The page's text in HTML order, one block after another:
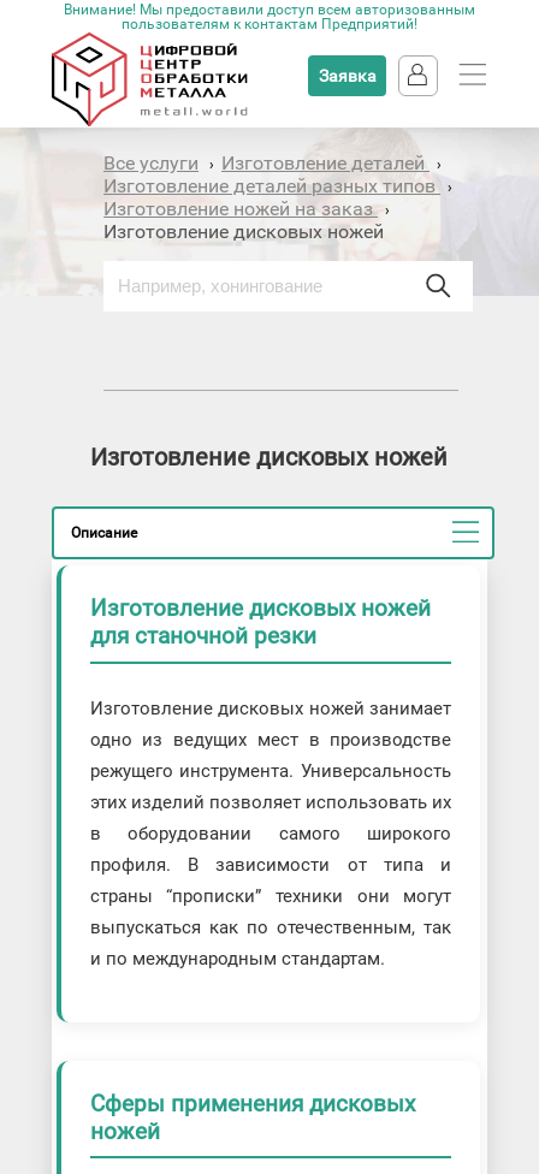
Внимание! Мы предоставили доступ всем авторизованным
пользователям к контактам Предприятий!
Заявка
Все услуги › Изготовление деталей ›
Изготовление деталей разных типов ›
Изготовление ножей на заказ ›
Изготовление дисковых ножей
Изготовление дисковых ножей
Описание
Изготовление дисковых ножей
для станочной резки
Изготовление дисковых ножей занимает
одно из ведущих мест в производстве
режущего инструмента. Универсальность
этих изделий позволяет использовать их
в оборудовании самого широкого
профиля. В зависимости от типа и
страны “прописки” техники они могут
выпускаться как по отечественным, так
и по международным стандартам.
Сферы применения дисковых
ножей